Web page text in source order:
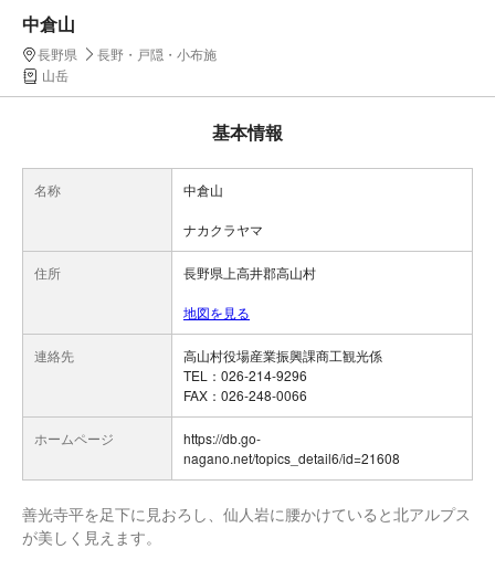
中倉山
長野県
長野・戸隠・小布施
山岳
基本情報
名称 中倉山
ナカクラヤマ
住所 長野県上高井郡高山村
地図を見る
連絡先
高山村役場産業振興課商工観光係
TEL：026-214-9296
FAX：026-248-0066
ホームページ
https://db.go-
nagano.net/topics_detail6/id=21608
善光寺平を足下に見おろし、仙人岩に腰かけていると北アルプス
が美しく見えます。